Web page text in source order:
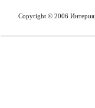
Copyright © 2006 Интерия,